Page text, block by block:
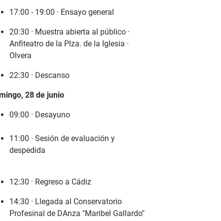
17:00 - 19:00 · Ensayo general
20:30 · Muestra abierta al público ·
Anfiteatro de la Plza. de la Iglesia ·
Olvera
22:30 · Descanso
28 de junio
09:00 · Desayuno
11:00 · Sesión de evaluación y
despedida
12:30 · Regreso a Cádiz
14:30 · Llegada al Conservatorio
Profesinal de DAnza "Maribel Gallardo"